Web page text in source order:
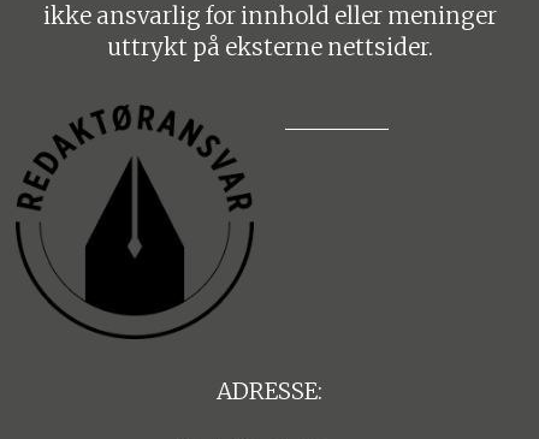
ikke ansvarlig for innhold eller meninger
uttrykt på eksterne nettsider.
ADRESSE: